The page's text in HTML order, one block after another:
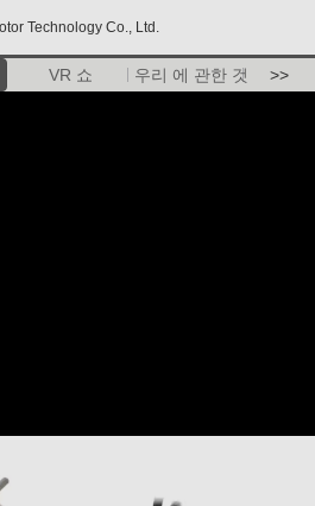
Technology Co., Ltd.
VR 쇼 우리 에 관한 것 >>